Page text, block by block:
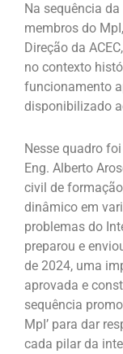
Na sequência
membros do
Direção da
no contexto
funcionamento
disponibilizado
Nesse quadro
Eng. Alberto
civil de
dinâmico em
problemas do
preparou e
de 2024, uma
aprovada e
sequência
MpI’ para dar
cada pilar da